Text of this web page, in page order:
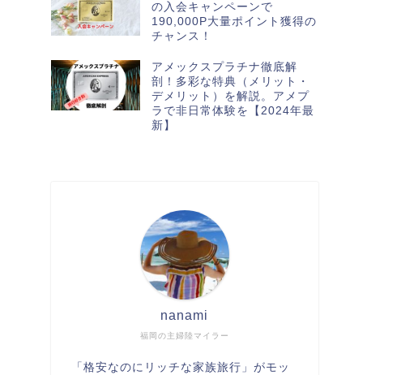
の入会キャンペーンで
190,000P大量ポイント獲得の
チャンス！
アメックスプラチナ徹底解
剖！多彩な特典（メリット・
デメリット）を解説。アメプ
ラで非日常体験を【2024年最
新】
福岡の主婦陸マイラー
nanami
「格安なのにリッチな家族旅行」がモッ